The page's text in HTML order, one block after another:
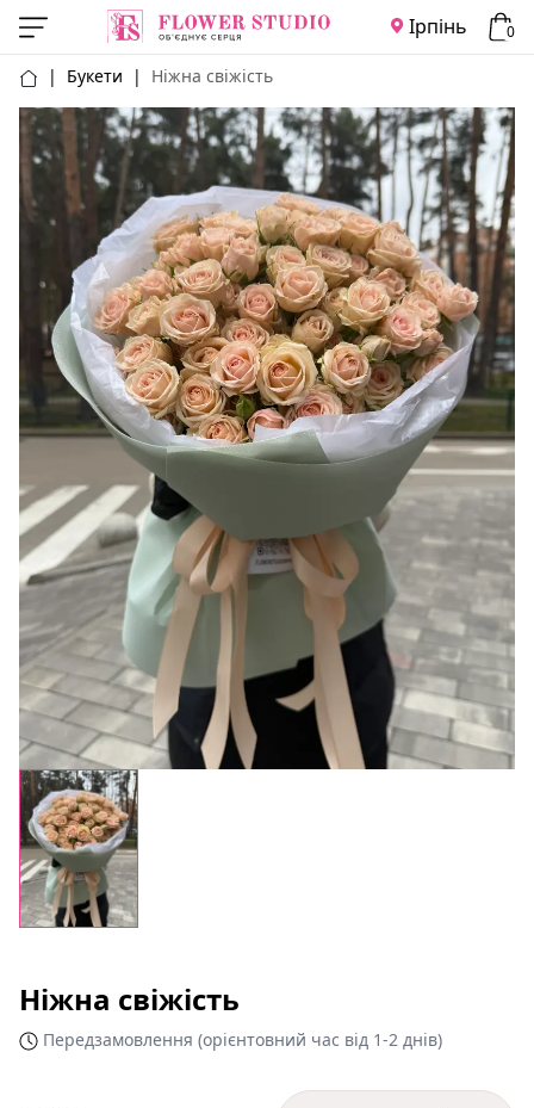
Ірпінь 0
| Букети | Ніжна свіжість
Ніжна свіжість
Передзамовлення (орієнтовний час від 1-2 днів)